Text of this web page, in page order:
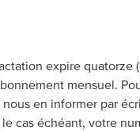
expire quatorze
mensuel.
en informer par
cas échéant, votre